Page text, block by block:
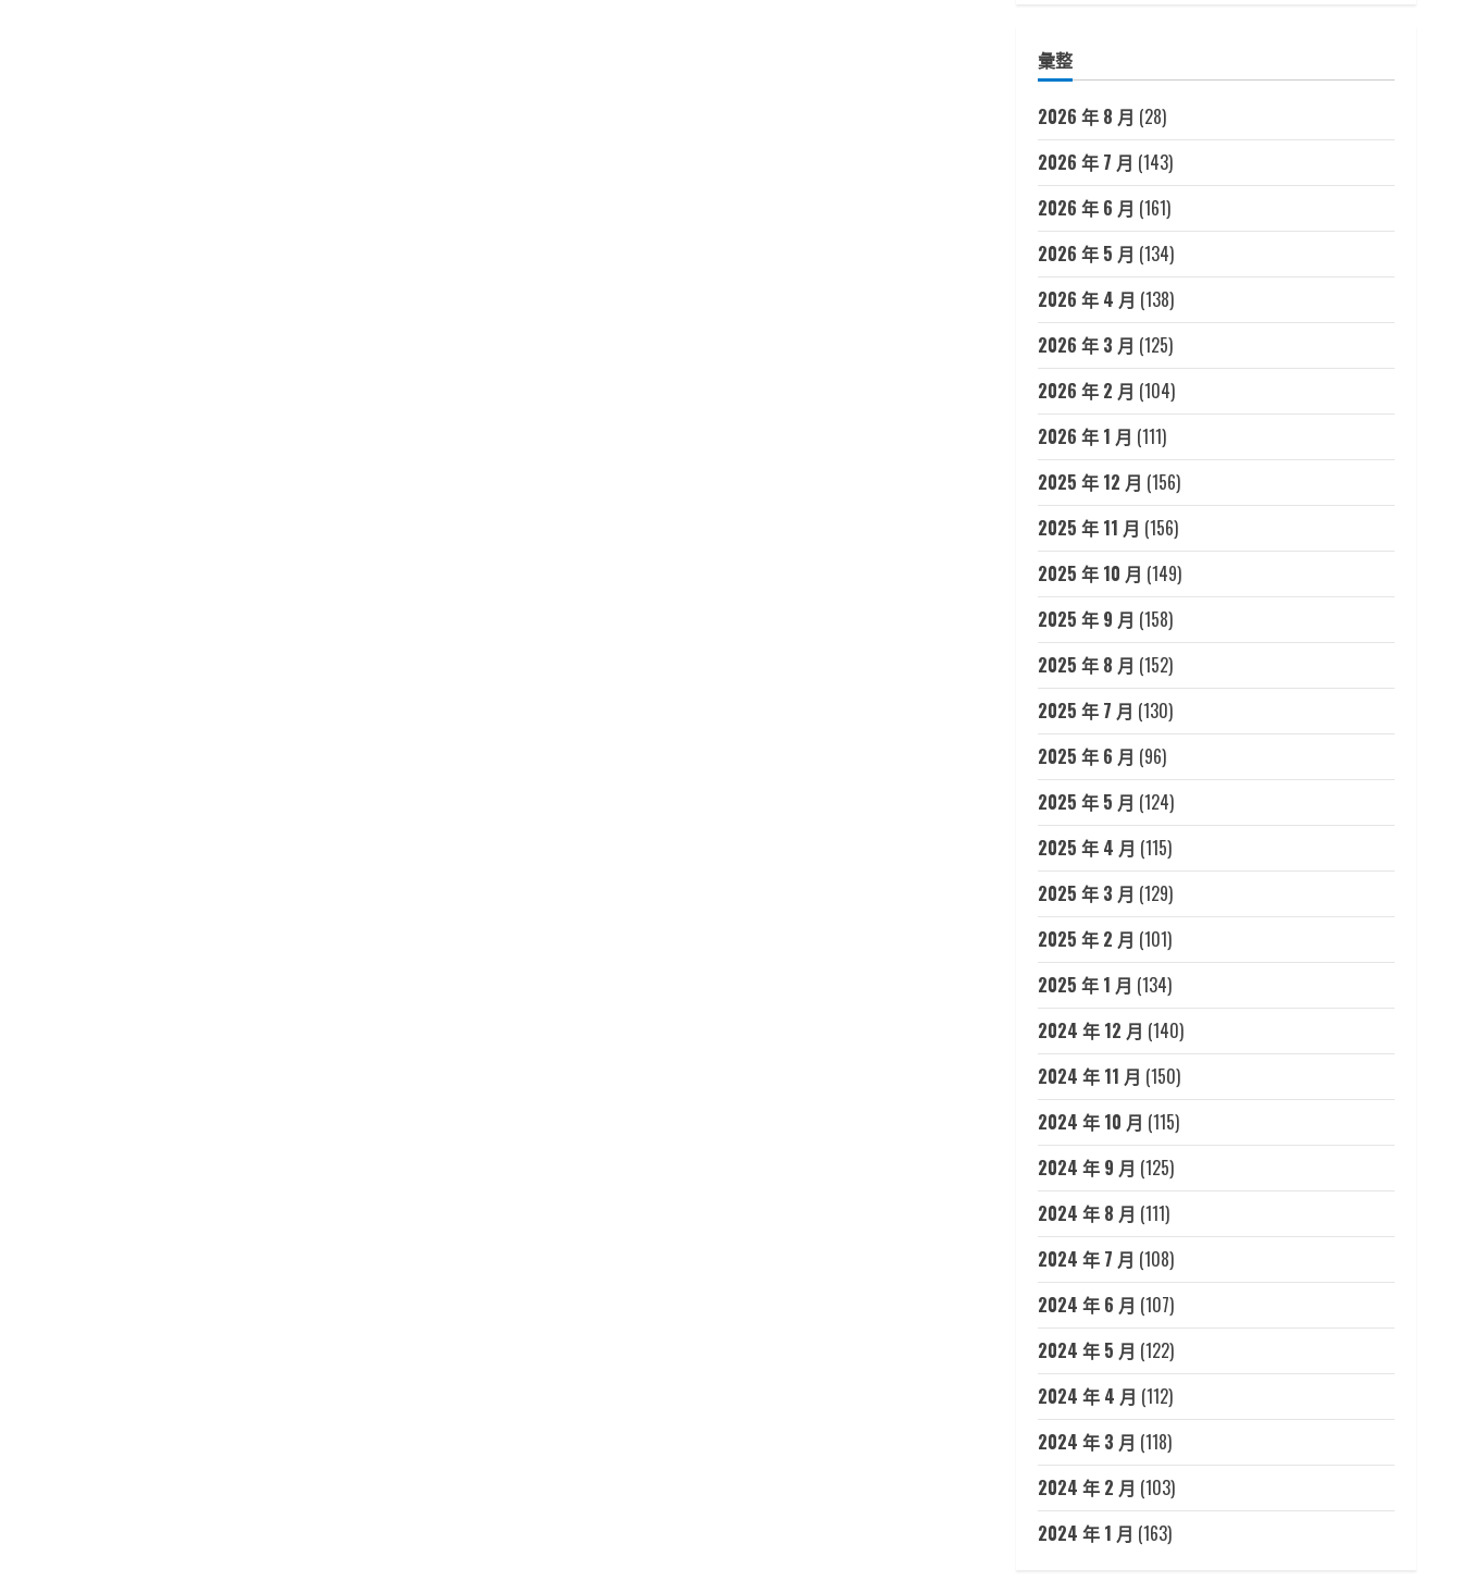
彙整
2026 年 8 月 (28)
2026 年 7 月 (143)
2026 年 6 月 (161)
2026 年 5 月 (134)
2026 年 4 月 (138)
2026 年 3 月 (125)
2026 年 2 月 (104)
2026 年 1 月 (111)
2025 年 12 月 (156)
2025 年 11 月 (156)
2025 年 10 月 (149)
2025 年 9 月 (158)
2025 年 8 月 (152)
2025 年 7 月 (130)
2025 年 6 月 (96)
2025 年 5 月 (124)
2025 年 4 月 (115)
2025 年 3 月 (129)
2025 年 2 月 (101)
2025 年 1 月 (134)
2024 年 12 月 (140)
2024 年 11 月 (150)
2024 年 10 月 (115)
2024 年 9 月 (125)
2024 年 8 月 (111)
2024 年 7 月 (108)
2024 年 6 月 (107)
2024 年 5 月 (122)
2024 年 4 月 (112)
2024 年 3 月 (118)
2024 年 2 月 (103)
2024 年 1 月 (163)